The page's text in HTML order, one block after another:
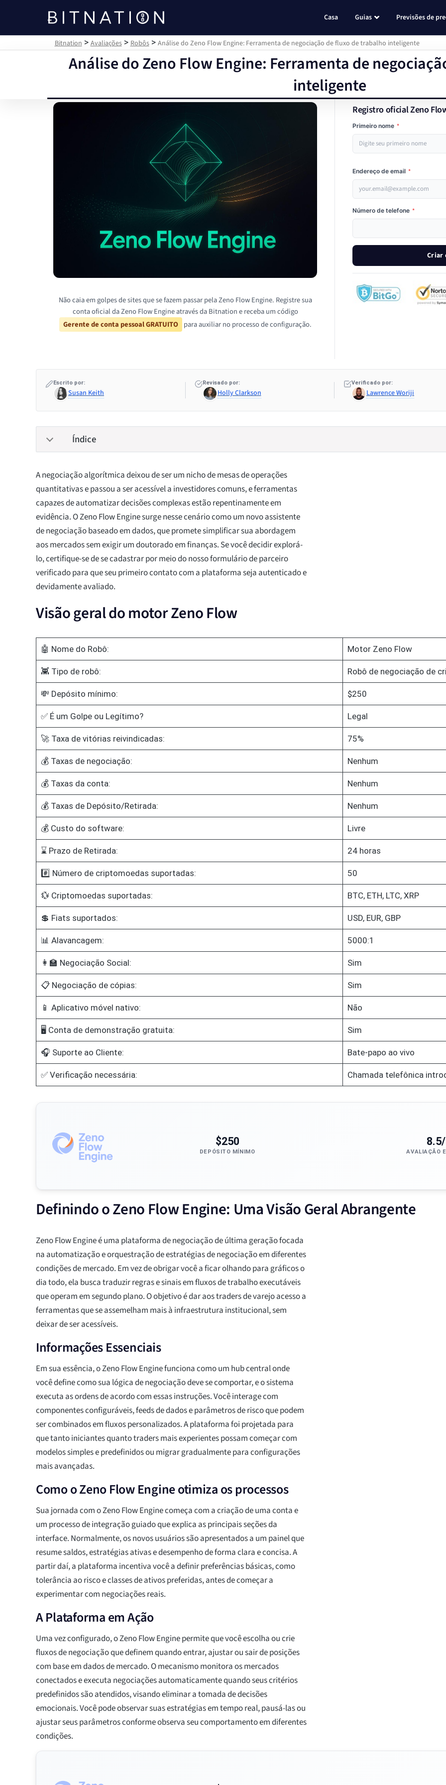
Bitnation
Casa Guias Previsões de
Bitnation >Avaliações>Robôs> Análise do Zeno Flow Engine: Ferramenta de negociação de fluxo de trabalho inteligente
Análise do Zeno Flow Engine: Ferramenta de
inteligente
Não caia em golpes de sites que se fazem passar pela Zeno Flow Engine. Registre sua
conta oficial da Zeno Flow Engine através da Bitnation e receba um código
Gerente de conta pessoal GRATUITO para auxiliar no processo de configuração.
Registro oficial Zeno
Primeiro nome *
Endereço de email *
Número de telefone *
Criar
Escrito por:
Susan Keith
Revisado por:
Holly Clarkson
Verificado por:
Lawrence Woriji
Índice
A negociação algorítmica deixou de ser um nicho de mesas de operações
quantitativas e passou a ser acessível a investidores comuns, e ferramentas
capazes de automatizar decisões complexas estão repentinamente em
evidência. O Zeno Flow Engine surge nesse cenário como um novo assistente
de negociação baseado em dados, que promete simplificar sua abordagem
aos mercados sem exigir um doutorado em finanças. Se você decidir explorá-
lo, certifique-se de se cadastrar por meio do nosso formulário de parceiro
verificado para que seu primeiro contato com a plataforma seja autenticado e
devidamente avaliado.
Visão geral do motor Zeno Flow
🤖 Nome do Robô: Motor Zeno Flow
👾 Tipo de robô: Robô de negociação de
💸 Depósito mínimo: $250
✅ É um Golpe ou Legítimo? Legal
🚀 Taxa de vitórias reivindicadas: 75%
💰 Taxas de negociação: Nenhum
💰 Taxas da conta: Nenhum
💰 Taxas de Depósito/Retirada: Nenhum
💰 Custo do software: Livre
⌛ Prazo de Retirada: 24 horas
#️⃣ Número de criptomoedas suportadas: 50
💱 Criptomoedas suportadas: BTC, ETH, LTC, XRP
💲 Fiats suportados: USD, EUR, GBP
📊 Alavancagem: 5000:1
👩‍🏫 Negociação Social: Sim
📋 Negociação de cópias: Sim
📱 Aplicativo móvel nativo: Não
🖥️ Conta de demonstração gratuita: Sim
🎧 Suporte ao Cliente: Bate-papo ao vivo
✅ Verificação necessária: Chamada telefônica
$250
DEPÓSITO MÍNIMO AVALIAÇÃO
Definindo o Zeno Flow Engine: Uma Visão Geral Abrangente
Zeno Flow Engine é uma plataforma de negociação de última geração focada
na automatização e orquestração de estratégias de negociação em diferentes
condições de mercado. Em vez de obrigar você a ficar olhando para gráficos o
dia todo, ela busca traduzir regras e sinais em fluxos de trabalho executáveis
que operam em segundo plano. O objetivo é dar aos traders de varejo acesso a
ferramentas que se assemelham mais à infraestrutura institucional, sem
deixar de ser acessíveis.
Informações Essenciais
Em sua essência, o Zeno Flow Engine funciona como um hub central onde
você define como sua lógica de negociação deve se comportar, e o sistema
executa as ordens de acordo com essas instruções. Você interage com
componentes configuráveis, feeds de dados e parâmetros de risco que podem
ser combinados em fluxos personalizados. A plataforma foi projetada para
que tanto iniciantes quanto traders mais experientes possam começar com
modelos simples e predefinidos ou migrar gradualmente para configurações
mais avançadas.
Como o Zeno Flow Engine otimiza os processos
Sua jornada com o Zeno Flow Engine começa com a criação de uma conta e
um processo de integração guiado que explica as principais seções da
interface. Normalmente, os novos usuários são apresentados a um painel que
resume saldos, estratégias ativas e desempenho de forma clara e concisa. A
partir daí, a plataforma incentiva você a definir preferências básicas, como
tolerância ao risco e classes de ativos preferidas, antes de começar a
experimentar com negociações reais.
A Plataforma em Ação
Uma vez configurado, o Zeno Flow Engine permite que você escolha ou crie
fluxos de negociação que definem quando entrar, ajustar ou sair de posições
com base em dados de mercado. O mecanismo monitora os mercados
conectados e executa negociações automaticamente quando seus critérios
predefinidos são atendidos, visando eliminar a tomada de decisões
emocionais. Você pode observar suas estratégias em tempo real, pausá-las ou
ajustar seus parâmetros conforme observa seu comportamento em diferentes
condições.